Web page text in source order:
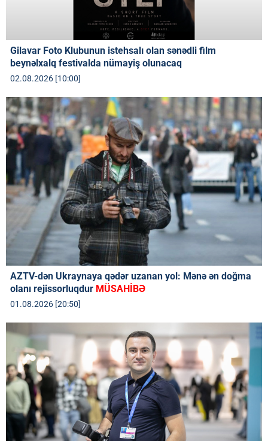
Gilavar Foto Klubunun istehsalı olan sənədli film
beynəlxalq festivalda nümayiş olunacaq
02.08.2026 [10:00]
AZTV-dən Ukraynaya qədər uzanan yol: Mənə ən doğma
olanı rejissorluqdur MÜSAHİBƏ
01.08.2026 [20:50]